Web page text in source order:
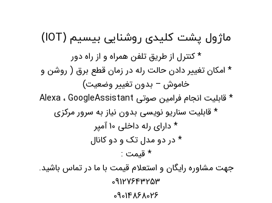
ماژول پشت کلیدی روشنایی بیسیم (IOT)
* کنترل از طریق تلفن همراه و از راه دور
* امکان تغییر دادن حالت رله در زمان قطع برق ( روشن و
خاموش – بدون تغییر وضعیت)
* قابلیت انجام فرامین صوتی Alexa ، GoogleAssistant
* قابلیت سناریو نویسی بدون نیاز به سرور مرکزی
* دارای رله داخلی 10 آمپر
* در دو مدل تک و دو کانال
* قیمت :
جهت مشاوره رایگان و استعلام قیمت با ما در تماس باشید.
09127643253
09014868026